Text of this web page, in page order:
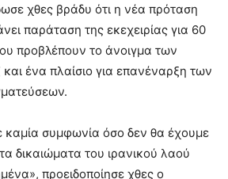
χθες βράδυ ότι η νέα πρόταση
παράταση της εκεχειρίας για 60
προβλέπουν το άνοιγμα των
ένα πλαίσιο για επανέναρξη των
καμία συμφωνία όσο δεν θα έχουμε
δικαιώματα του ιρανικού λαού
προειδοποίησε χθες ο